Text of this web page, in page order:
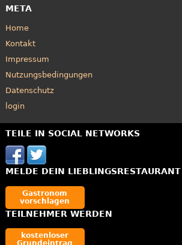
META
Home
Kontakt
Impressum
Nutzungsbedingungen
Datenschutz
login
TEILE IN SOCIAL NETWORKS
MELDE DEIN
Gastronom
vorschlagen
TEILNEHMER WERDEN
kostenloser